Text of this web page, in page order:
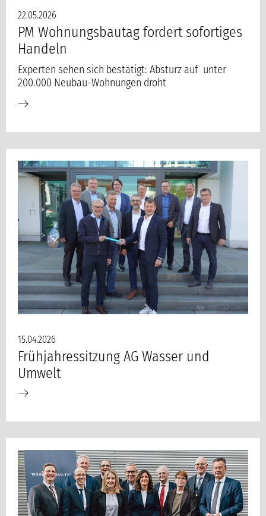
22.05.2026
PM Wohnungsbautag fordert sofortiges
Handeln
Experten sehen sich bestätigt: Absturz auf unter
200.000 Neubau-Wohnungen droht
15.04.2026
Frühjahressitzung AG Wasser und
Umwelt